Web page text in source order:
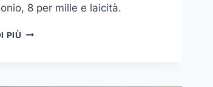
8 per mille e laicità.
PIÙ PATTI